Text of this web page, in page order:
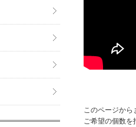
このページから
ご希望の個数を